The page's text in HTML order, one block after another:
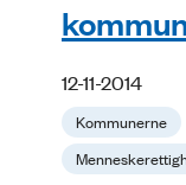
12-11-2014
Kommunerne